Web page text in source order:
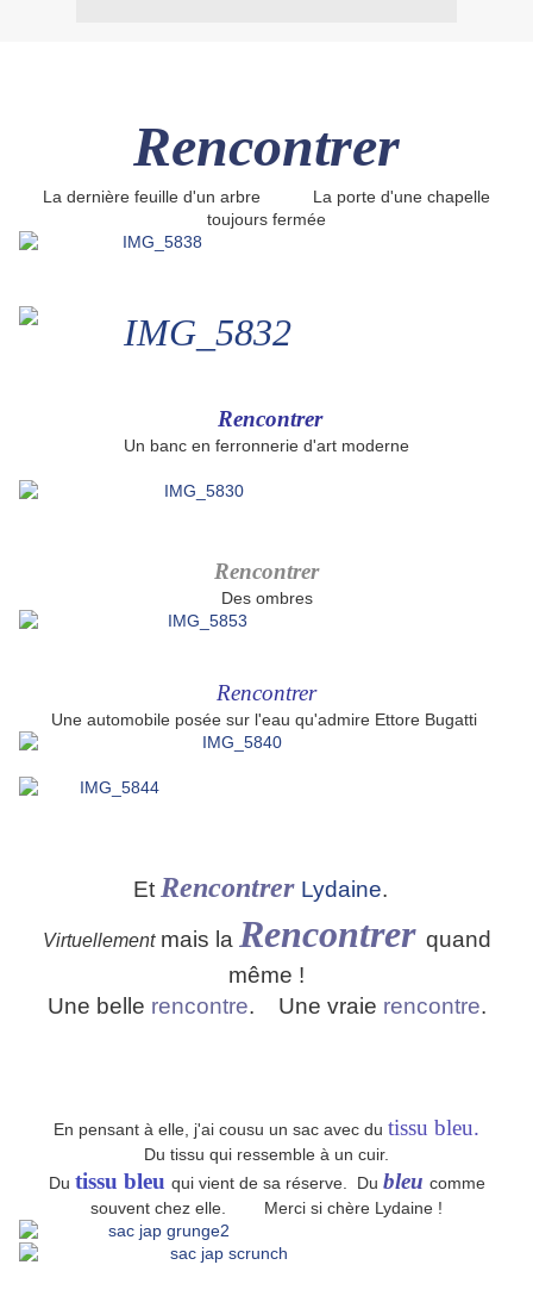
Rencontrer
La dernière feuille d'un arbre La porte d'une chapelle
toujours fermée
Rencontrer
Un banc en ferronnerie d'art moderne
Rencontrer
Des ombres
Rencontrer
Une automobile posée sur l'eau qu'admire Ettore Bugatti
Et Rencontrer Lydaine.
Virtuellementmais la Rencontrer quand
même !
Une belle rencontre. Une vraie rencontre.
En pensant à elle, j'ai cousu un sac avec du tissu bleu.
Du tissu qui ressemble à un cuir.
Du tissu bleu qui vient de sa réserve. Du bleu comme
souvent chez elle. Merci si chère Lydaine !